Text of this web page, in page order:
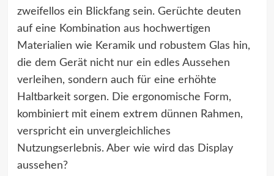
zweifellos ein Blickfang sein. Gerüchte deuten
auf eine Kombination aus hochwertigen
Materialien wie Keramik und robustem Glas hin,
die dem Gerät nicht nur ein edles Aussehen
verleihen, sondern auch für eine erhöhte
Haltbarkeit sorgen. Die ergonomische Form,
kombiniert mit einem extrem dünnen Rahmen,
verspricht ein unvergleichliches
Nutzungserlebnis. Aber wie wird das Display
aussehen?